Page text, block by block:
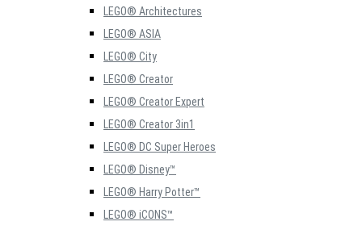
LEGO® Architectures
LEGO® ASIA
LEGO® City
LEGO® Creator
LEGO® Creator Expert
LEGO® Creator 3in1
LEGO® DC Super Heroes
LEGO® Disney™
LEGO® Harry Potter™
LEGO® iCONS™